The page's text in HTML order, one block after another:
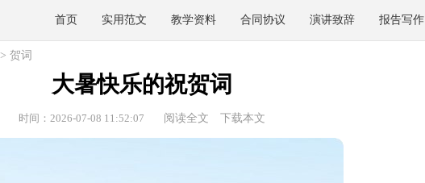
首页 实用范文 教学资料 合同协议 演讲致辞 报告写作
> 贺词
大暑快乐的祝贺词
时间：2026-07-08 11:52:07 阅读全文 下载本文